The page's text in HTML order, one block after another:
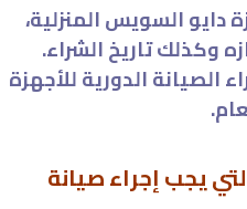
دايو السويس المنزلية،
وكذلك تاريخ الشراء.
الصيانة الدورية للأجهزة
يجب إجراء صيانة